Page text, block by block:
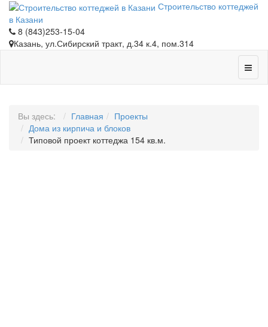
Строительство коттеджей
в Казани
8 (843)253-15-04
Казань, ул.Сибирский тракт, д.34 к.4, пом.314
Вы здесь: Главная
Проекты
Дома из кирпича и блоков
Типовой проект коттеджа 154 кв.м.